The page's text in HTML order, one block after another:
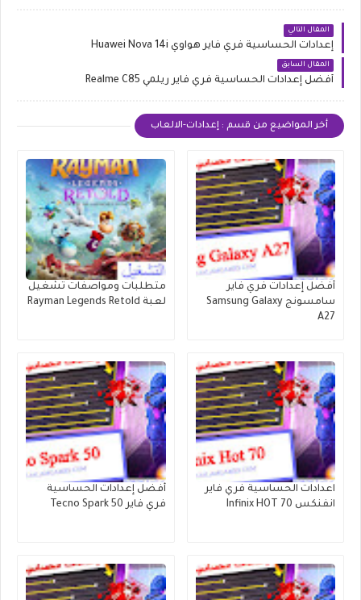
المقال التالي
إعدادات الحساسية فري فاير هواوي Huawei Nova 14i
المقال السابق
أفضل إعدادات الحساسية فري فاير ريلمي Realme C85
أخر المواضيع من قسم : إعدادات-الالعاب
أفضل إعدادات فري فاير
سامسونج Samsung Galaxy
A27
متطلبات ومواصفات تشغيل
لعبة Rayman Legends Retold
اعدادات الحساسية فري فاير
انفنكس Infinix HOT 70
أفضل إعدادات الحساسية
فري فاير Tecno Spark 50